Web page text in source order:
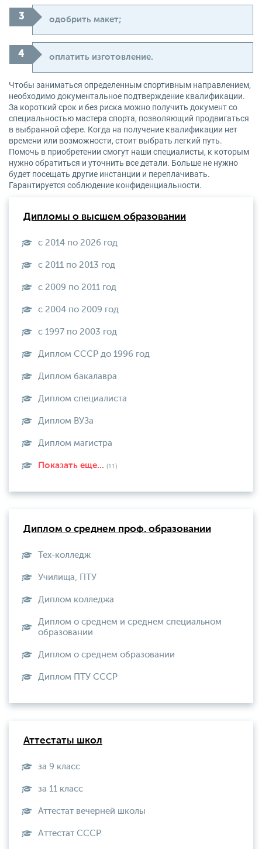
одобрить макет;
оплатить изготовление.
Чтобы заниматься определенным спортивным направлением,
необходимо документальное подтверждение квалификации.
За короткий срок и без риска можно получить документ со
специальностью мастера спорта, позволяющий продвигаться
в выбранной сфере. Когда на получение квалификации нет
времени или возможности, стоит выбрать легкий путь.
Помочь в приобретении смогут наши специалисты, к которым
нужно обратиться и уточнить все детали. Больше не нужно
будет посещать другие инстанции и переплачивать.
Гарантируется соблюдение конфиденциальности.
Дипломы о высшем образовании
с 2014 по 2026 год
с 2011 по 2013 год
с 2009 по 2011 год
с 2004 по 2009 год
с 1997 по 2003 год
Диплом СССР до 1996 год
Диплом бакалавра
Диплом специалиста
Диплом ВУЗа
Диплом магистра
Показать еще... (11)
Диплом о среднем проф. образовании
Тех-колледж
Училища, ПТУ
Диплом колледжа
Диплом о среднем и среднем специальном
образовании
Диплом о среднем образовании
Диплом ПТУ СССР
Аттестаты школ
за 9 класс
за 11 класс
Аттестат вечерней школы
Aттестат СССР